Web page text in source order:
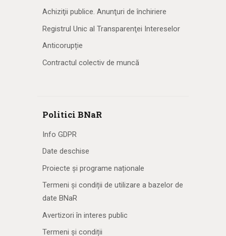
Achiziţii publice. Anunţuri de închiriere
Registrul Unic al Transparenţei Intereselor
Anticorupție
Contractul colectiv de muncă
Politici BNaR
Info GDPR
Date deschise
Proiecte și programe naționale
Termeni și condiții de utilizare a bazelor de
date BNaR
Avertizori în interes public
Termeni și condiții